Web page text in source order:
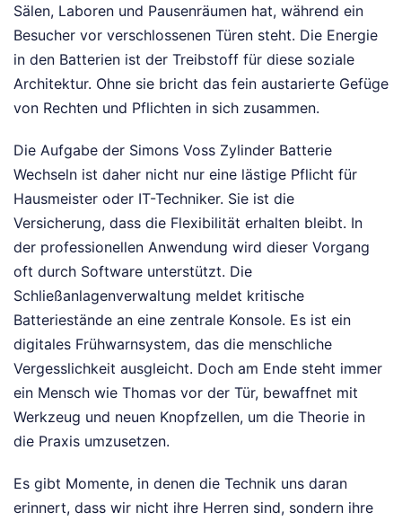
Sälen, Laboren und Pausenräumen hat, während ein
Besucher vor verschlossenen Türen steht. Die Energie
in den Batterien ist der Treibstoff für diese soziale
Architektur. Ohne sie bricht das fein austarierte Gefüge
von Rechten und Pflichten in sich zusammen.
Die Aufgabe der Simons Voss Zylinder Batterie
Wechseln ist daher nicht nur eine lästige Pflicht für
Hausmeister oder IT-Techniker. Sie ist die
Versicherung, dass die Flexibilität erhalten bleibt. In
der professionellen Anwendung wird dieser Vorgang
oft durch Software unterstützt. Die
Schließanlagenverwaltung meldet kritische
Batteriestände an eine zentrale Konsole. Es ist ein
digitales Frühwarnsystem, das die menschliche
Vergesslichkeit ausgleicht. Doch am Ende steht immer
ein Mensch wie Thomas vor der Tür, bewaffnet mit
Werkzeug und neuen Knopfzellen, um die Theorie in
die Praxis umzusetzen.
Es gibt Momente, in denen die Technik uns daran
erinnert, dass wir nicht ihre Herren sind, sondern ihre